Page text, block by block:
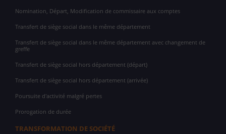
Nomination, Départ, Modification de commissaire aux comptes
Transfert de siège social dans le même département
Transfert de siège social dans le même département avec changement de
greffe
Transfert de siège social hors département (départ)
Transfert de siège social hors département (arrivée)
Poursuite d'activité malgré pertes
Prorogation de durée
TRANSFORMATION DE SOCIÉTÉ